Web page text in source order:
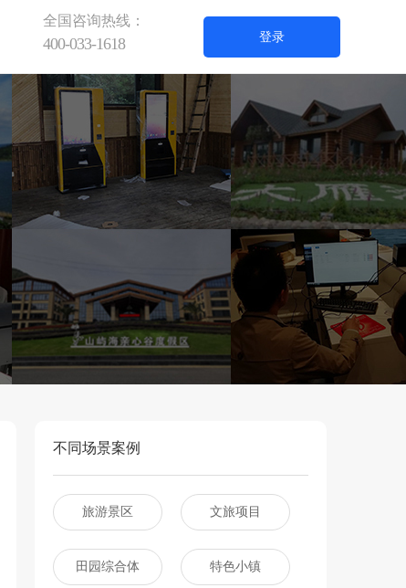
全国咨询热线：
400-033-1618 登录
不同场景案例
旅游景区 文旅项目
田园综合体 特色小镇